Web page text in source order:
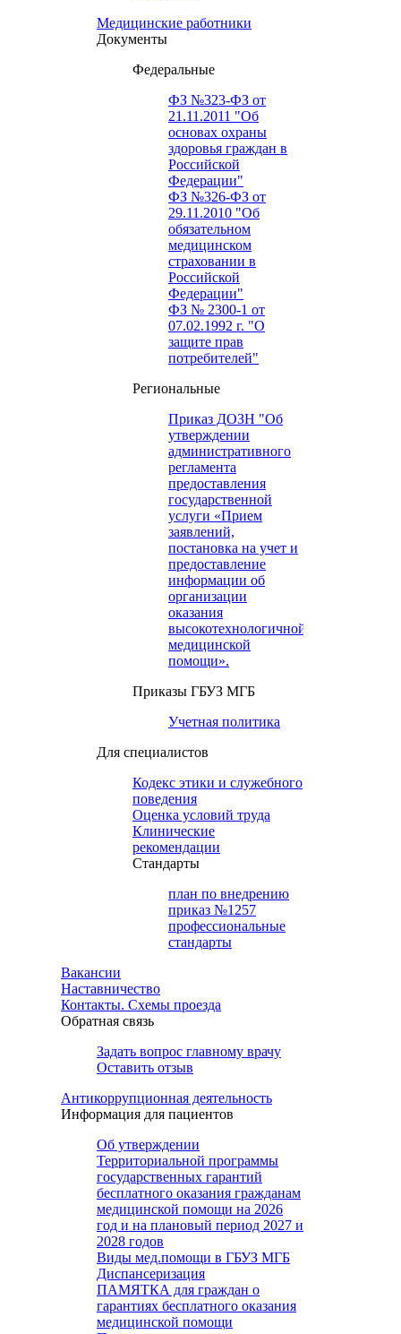
Медицинские работники
Документы
Федеральные
ФЗ №323-ФЗ от
21.11.2011 "Об
основах охраны
здоровья граждан в
Российской
Федерации"
ФЗ №326-ФЗ от
29.11.2010 "Об
обязательном
медицинском
страховании в
Российской
Федерации"
ФЗ № 2300-1 от
07.02.1992 г. "О
защите прав
потребителей"
Региональные
Приказ ДОЗН "Об
утверждении
административного
регламента
предоставления
государственной
услуги «Прием
заявлений,
постановка на учет и
предоставление
информации об
организации
оказания
высокотехнологичной
медицинской
помощи».
Приказы ГБУЗ МГБ
Учетная политика
Для специалистов
Кодекс этики и служебного
поведения
Оценка условий труда
Клинические
рекомендации
Cтандарты
план по внедрению
приказ №1257
профессиональные
стандарты
Вакансии
Наставничество
Контакты. Схемы проезда
Обратная связь
Задать вопрос главному врачу
Оставить отзыв
Антикоррупционная деятельность
Информация для пациентов
Об утверждении
Территориальной программы
государственных гарантий
бесплатного оказания гражданам
медицинской помощи на 2026
год и на плановый период 2027 и
2028 годов
Виды мед.помощи в ГБУЗ МГБ
Диспансеризация
ПАМЯТКА для граждан о
гарантиях бесплатного оказания
медицинской помощи